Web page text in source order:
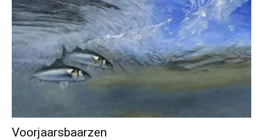
Voorjaarsbaarzen